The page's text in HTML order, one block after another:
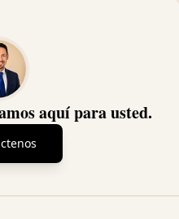
aquí para usted.